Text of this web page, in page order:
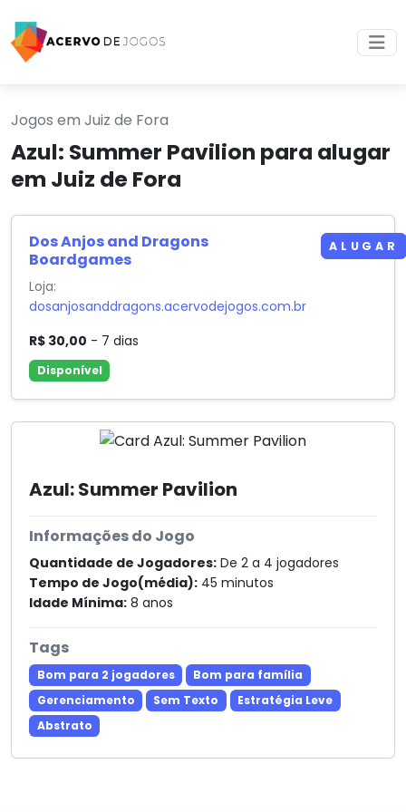
Jogos em Juiz de Fora
Azul: Summer Pavilion para alugar
em Juiz de Fora
Azul: Summer Pavilion
Informações do Jogo
Quantidade de Jogadores: De 2 a 4 jogadores
Tempo de Jogo(média): 45 minutos
Idade Mínima: 8 anos
Tags
Bom para 2 jogadores
Bom para família
Gerenciamento
Sem Texto
Estratégia Leve
Abstrato
Dos Anjos and Dragons
Boardgames
Loja:
dosanjosanddragons.acervodejogos.com.br
R$ 30,00 - 7 dias
Disponível
ALUGAR